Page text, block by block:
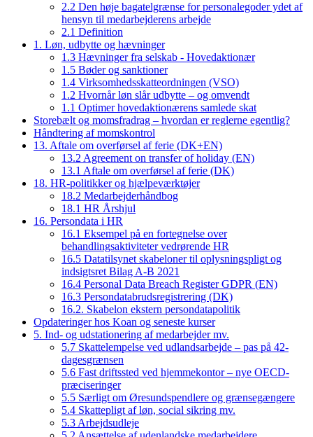
2.2 Den høje bagatelgrænse for personalegoder ydet af
hensyn til medarbejderens arbejde
2.1 Definition
1. Løn, udbytte og hævninger
1.3 Hævninger fra selskab - Hovedaktionær
1.5 Bøder og sanktioner
1.4 Virksomhedsskatteordningen (VSO)
1.2 Hvornår løn slår udbytte – og omvendt
1.1 Optimer hovedaktionærens samlede skat
Storebælt og momsfradrag – hvordan er reglerne egentlig?
Håndtering af momskontrol
13. Aftale om overførsel af ferie (DK+EN)
13.2 Agreement on transfer of holiday (EN)
13.1 Aftale om overførsel af ferie (DK)
18. HR-politikker og hjælpeværktøjer
18.2 Medarbejderhåndbog
18.1 HR Årshjul
16. Persondata i HR
16.1 Eksempel på en fortegnelse over
behandlingsaktiviteter vedrørende HR
16.5 Datatilsynet skabeloner til oplysningspligt og
indsigtsret Bilag A-B 2021
16.4 Personal Data Breach Register GDPR (EN)
16.3 Persondatabrudsregistrering (DK)
16.2. Skabelon ekstern persondatapolitik
Opdateringer hos Koan og seneste kurser
5. Ind- og udstationering af medarbejder mv.
5.7 Skattelempelse ved udlandsarbejde – pas på 42-
dagesgrænsen
5.6 Fast driftssted ved hjemmekontor – nye OECD-
præciseringer
5.5 Særligt om Øresundspendlere og grænsegængere
5.4 Skattepligt af løn, social sikring mv.
5.3 Arbejdsudleje